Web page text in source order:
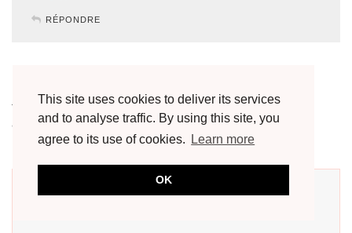
This site uses cookies to deliver its services
and to analyse traffic. By using this site, you
agree to its use of cookies.
Learn more
OK
RÉPONDRE
Votre adresse e-mail ne sera pas publiée. Les champs
obligatoires sont indiqués avec*